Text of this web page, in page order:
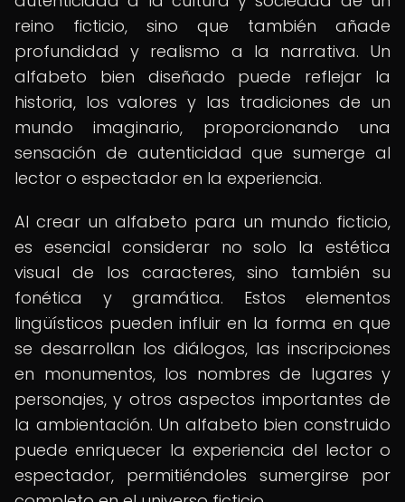
reino ficticio, sino que también añade
profundidad y realismo a la narrativa. Un
alfabeto bien diseñado puede reflejar la
historia, los valores y las tradiciones de un
mundo imaginario, proporcionando una
sensación de autenticidad que sumerge al
lector o espectador en la experiencia.
Al crear un alfabeto para un mundo ficticio,
es esencial considerar no solo la estética
visual de los caracteres, sino también su
fonética y gramática. Estos elementos
lingüísticos pueden influir en la forma en que
se desarrollan los diálogos, las inscripciones
en monumentos, los nombres de lugares y
personajes, y otros aspectos importantes de
la ambientación. Un alfabeto bien construido
puede enriquecer la experiencia del lector o
espectador, permitiéndoles sumergirse por